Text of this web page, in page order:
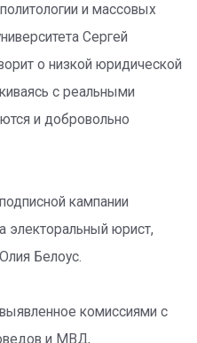
и массовых
Сергей
о низкой юридической
с реальными
и добровольно
кампании
электоральный юрист,
Белоус.
комиссиями с
и МВД,